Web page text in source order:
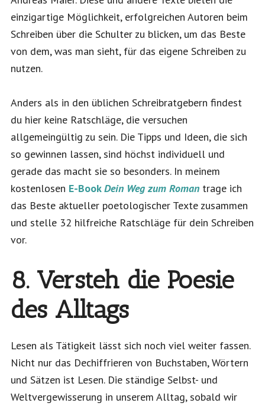
einzigartige Möglichkeit, erfolgreichen Autoren beim
Schreiben über die Schulter zu blicken, um das Beste
von dem, was man sieht, für das eigene Schreiben zu
nutzen.
Anders als in den üblichen Schreibratgebern findest
du hier keine Ratschläge, die versuchen
allgemeingültig zu sein. Die Tipps und Ideen, die sich
so gewinnen lassen, sind höchst individuell und
gerade das macht sie so besonders. In meinem
kostenlosen E-BookDein Weg zum Romantrage ich
das Beste aktueller poetologischer Texte zusammen
und stelle 32 hilfreiche Ratschläge für dein Schreiben
vor.
8. Versteh die Poesie
des Alltags
Lesen als Tätigkeit lässt sich noch viel weiter fassen.
Nicht nur das Dechiffrieren von Buchstaben, Wörtern
und Sätzen ist Lesen. Die ständige Selbst- und
Weltvergewisserung in unserem Alltag, sobald wir